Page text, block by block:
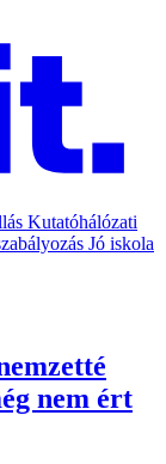
Kutatóhálózati
Jó iskola
nem ért